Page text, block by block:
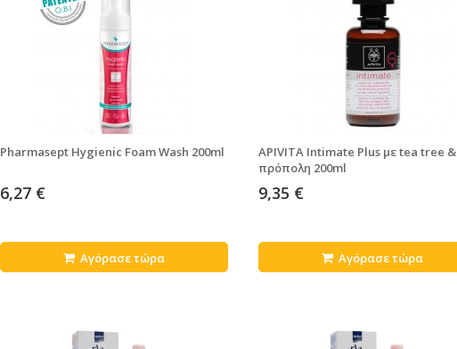
Pharmasept Hygienic Foam Wash 200ml
6,27 €
Αγόρασε τώρα
APIVITA Intimate Plus με tea tree &
πρόπολη 200ml
9,35 €
Αγόρασε τώρα